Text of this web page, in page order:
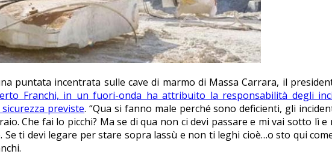
puntata incentrata sulle cave di marmo di Massa Carrara, il
Franchi, in un fuori-onda ha attribuito la responsabilità degli
previste. “Qua si fanno male perché sono deficienti, gli
Che fai lo picchi? Ma se di qua non ci devi passare e mi vai sotto lì
ti devi legare per stare sopra lassù e non ti leghi cioè…o sto qui